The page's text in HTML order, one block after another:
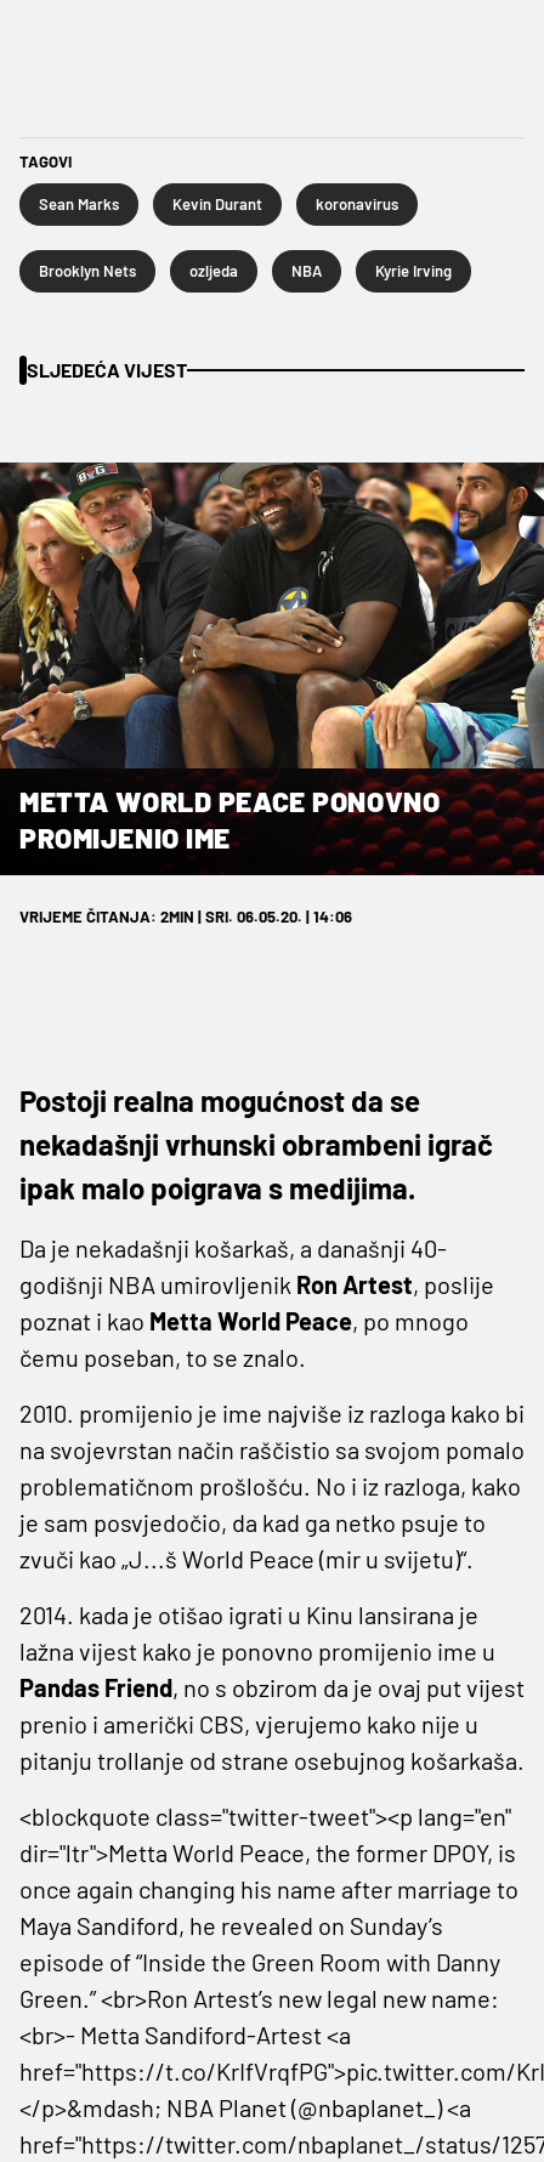
TAGOVI
Sean Marks Kevin Durant koronavirus
Brooklyn Nets ozljeda NBA Kyrie Irving
SLJEDEĆA VIJEST
METTA WORLD PEACE PONOVNO
PROMIJENIO IME
VRIJEME ČITANJA: 2MIN | SRI. 06.05.20. | 14:06
Postoji realna mogućnost da se
nekadašnji vrhunski obrambeni igrač
ipak malo poigrava s medijima.
Da je nekadašnji košarkaš, a današnji 40-
godišnji NBA umirovljenik Ron Artest, poslije
poznat i kao Metta World Peace, po mnogo
čemu poseban, to se znalo.
2010. promijenio je ime najviše iz razloga kako bi
na svojevrstan način raščistio sa svojom pomalo
problematičnom prošlošću. No i iz razloga, kako
je sam posvjedočio, da kad ga netko psuje to
zvuči kao „J...š World Peace (mir u svijetu)“.
2014. kada je otišao igrati u Kinu lansirana je
lažna vijest kako je ponovno promijenio ime u
Pandas Friend, no s obzirom da je ovaj put vijest
prenio i američki CBS, vjerujemo kako nije u
pitanju trollanje od strane osebujnog košarkaša.
<blockquote class="twitter-tweet"><p lang="en"
dir="ltr">Metta World Peace, the former DPOY, is
once again changing his name after marriage to
Maya Sandiford, he revealed on Sunday’s
episode of “Inside the Green Room with Danny
Green.” <br>Ron Artest’s new legal new name:
<br>- Metta Sandiford-Artest <a
href="https://t.co/KrIfVrqfPG">pic.twitter.com/
</p>&mdash; NBA Planet (@nbaplanet_) <a
href="https://twitter.com/nbaplanet_/status/